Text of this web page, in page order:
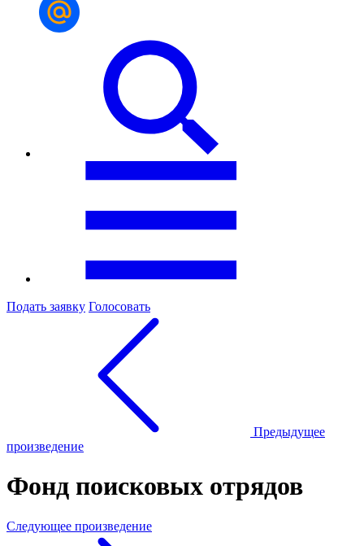
Подать заявку Голосовать
Предыдущее
произведение
Фонд поисковых отрядов
Следующее произведение